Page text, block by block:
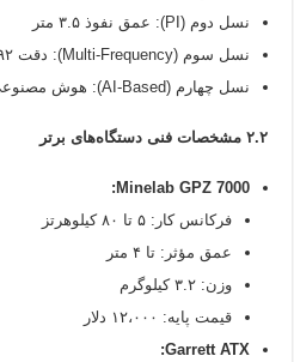
نسل دوم (PI): عمق نفوذ ۳.۵ متر
نسل سوم (Multi-Frequency): دقت ۹۲ درصد
نسل چهارم (AI-Based): هوش مصنوعی در تشخیص
۲.۲ مشخصات فنی دستگاه‌های برتر
Minelab GPZ 7000:
فرکانس کار: ۵ تا ۸۰ کیلوهرتز
عمق مؤثر: تا ۴ متر
وزن: ۳.۲ کیلوگرم
قیمت پایه: ۱۲،۰۰۰ دلار
Garrett ATX: